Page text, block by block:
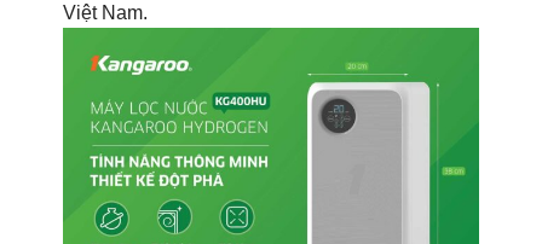
Việt Nam.